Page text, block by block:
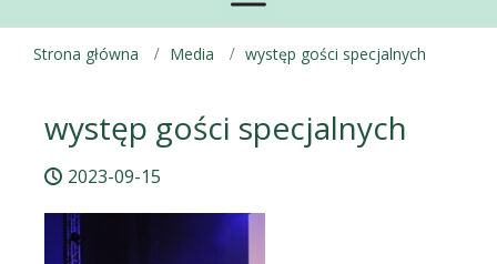
Strona główna Media występ gości specjalnych
występ gości specjalnych
2023-09-15